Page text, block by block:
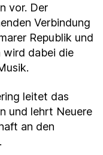
vor. Der
Verbindung
Republik und
wird dabei die
leitet das
und lehrt Neuere
an den